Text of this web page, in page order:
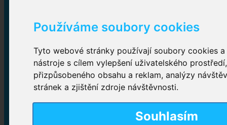
Používáme soubory cookies
Tyto webové stránky používají soubory cookies
nástroje s cílem vylepšení uživatelského
přizpůsobeného obsahu a reklam, analýzy
stránek a zjištění zdroje návštěvnosti.
Souhlasím
Inkontinenční kalhotky
Plenkové kalhotky navlékací,Plenkové kalhotky
zalepovací,Inkontinenční kalhotky dámské